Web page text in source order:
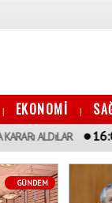
| EKONOMİ |
16:01 TBMM
GÜNDEM